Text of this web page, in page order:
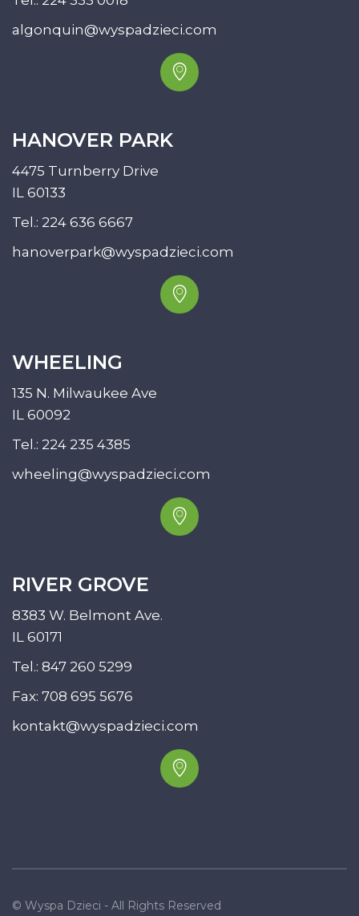
algonquin@wyspadzieci.com
HANOVER PARK
4475 Turnberry Drive
IL 60133
Tel.: 224 636 6667
hanoverpark@wyspadzieci.com
WHEELING
135 N. Milwaukee Ave
IL 60092
Tel.: 224 235 4385
wheeling@wyspadzieci.com
RIVER GROVE
8383 W. Belmont Ave.
IL 60171
Tel.: 847 260 5299
Fax: 708 695 5676
kontakt@wyspadzieci.com
© Wyspa Dzieci - All Rights Reserved